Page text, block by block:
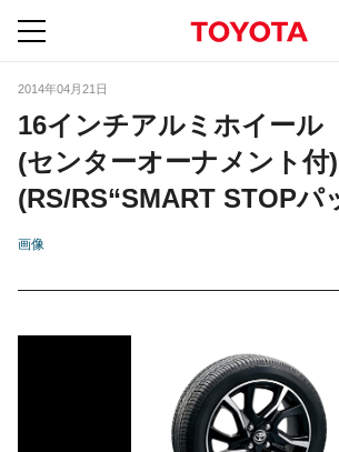
2014年04月21日
16インチアルミホイール
(センターオーナメント付)
(RS/RS“SMART STOPパ
画像